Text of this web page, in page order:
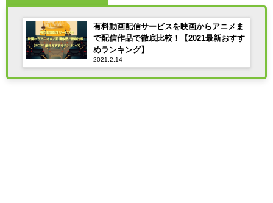
有料動画配信サービスを映画からアニメま
で配信作品で徹底比較！【2021最新おすす
めランキング】
2021.2.14